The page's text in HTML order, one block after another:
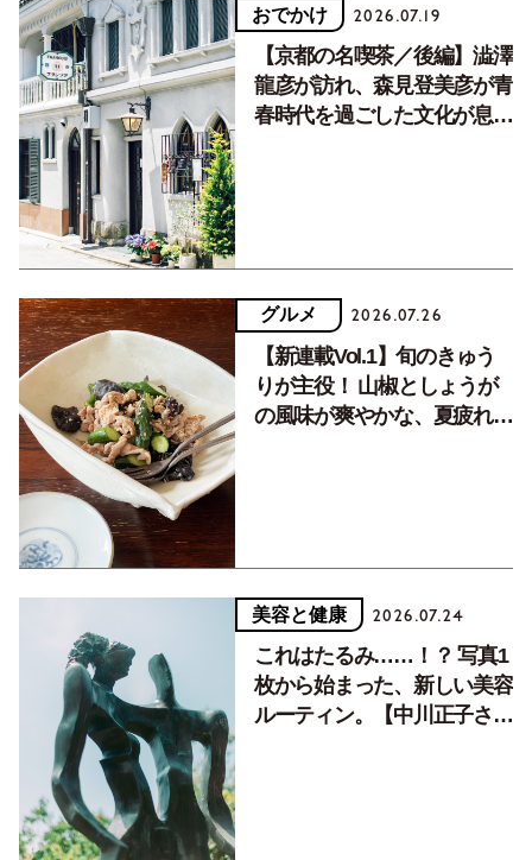
おでかけ 2026.07.19
【京都の名喫茶／後編】澁澤
龍彦が訪れ、森見登美彦が青
春時代を過ごした文化が息づ
グルメ 2026.07.26
【新連載Vol.1】旬のきゅう
りが主役！ 山椒としょうが
の風味が爽やかな、夏疲れを
美容と健康 2026.07.24
これはたるみ……！？ 写真1
枚から始まった、新しい美容
ルーティン。【中川正子さん